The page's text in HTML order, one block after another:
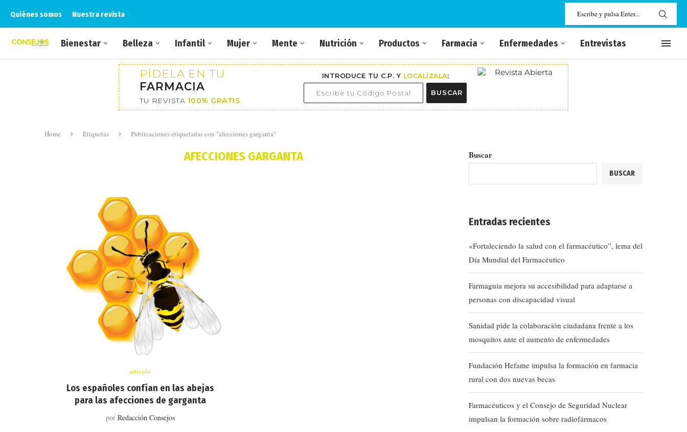
Quiénes somos Nuestra revista
Bienestar Belleza Infantil Mujer Mente Nutrición Productos Farmacia Enfermedades Entrevistas
PÍDELA EN TU
FARMACIA
TU REVISTA 100% GRATIS
INTRODUCE TU C.P. Y LOCALÍZALA:
BUSCAR
Home Etiquetas Publicaciones etiquetadas con "afecciones garganta"
AFECCIONES GARGANTA
artículo
Los españoles confían en las abejas
para las afecciones de garganta
por Redacción Consejos
Buscar
BUSCAR
Entradas recientes
«Fortaleciendo la salud con el farmacéutico”, lema del
Día Mundial del Farmacéutico
Farmaguia mejora su accesibilidad para adaptarse a
personas con discapacidad visual
Sanidad pide la colaboración ciudadana frente a los
mosquitos ante el aumento de enfermedades
Fundación Hefame impulsa la formación en farmacia
rural con dos nuevas becas
Farmacéuticos y el Consejo de Seguridad Nuclear
impulsan la formación sobre radiofármacos